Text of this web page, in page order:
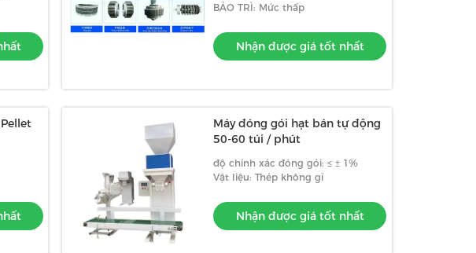
BẢO TRÌ: Mức thấp
Nhận được giá tốt nhất
Máy đóng gói hạt bán tự động
50-60 túi / phút
độ chính xác đóng gói: ≤ ± 1%
Vật liệu: Thép không gỉ
Nhận được giá tốt nhất